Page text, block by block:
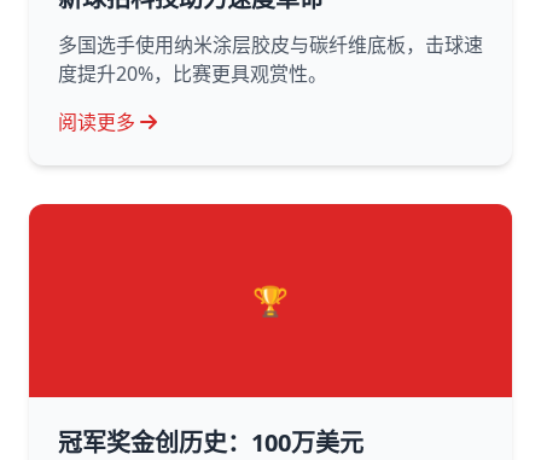
多国选手使用纳米涂层胶皮与碳纤维底板，击球速
度提升20%，比赛更具观赏性。
阅读更多
🏆
冠军奖金创历史：100万美元